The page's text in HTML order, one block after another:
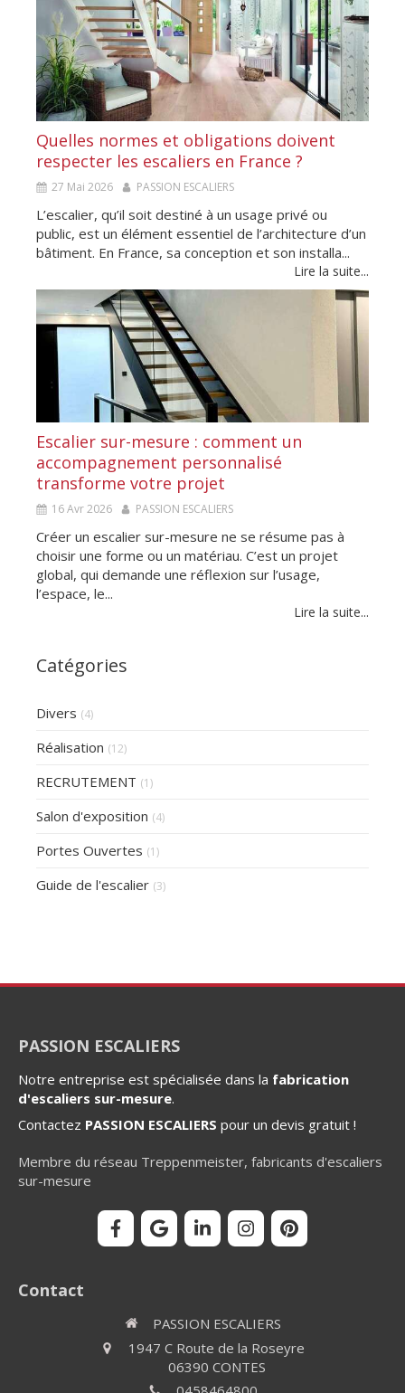
Quelles normes et obligations doivent
respecter les escaliers en France ?
27 Mai 2026 PASSION ESCALIERS
L’escalier, qu’il soit destiné à un usage privé ou
public, est un élément essentiel de l’architecture d’un
bâtiment. En France, sa conception et son installa...
Lire la suite...
Escalier sur-mesure : comment un
accompagnement personnalisé
transforme votre projet
16 Avr 2026 PASSION ESCALIERS
Créer un escalier sur-mesure ne se résume pas à
choisir une forme ou un matériau. C’est un projet
global, qui demande une réflexion sur l’usage,
l’espace, le...
Lire la suite...
Catégories
Divers (4)
Réalisation (12)
RECRUTEMENT (1)
Salon d'exposition (4)
Portes Ouvertes (1)
Guide de l'escalier (3)
PASSION ESCALIERS
Notre entreprise est spécialisée dans la fabrication
d'escaliers sur-mesure.
Contactez PASSION ESCALIERS pour un devis gratuit !
Membre du réseau Treppenmeister, fabricants d'escaliers
sur-mesure
Contact
PASSION ESCALIERS
1947 C Route de la Roseyre
06390 CONTES